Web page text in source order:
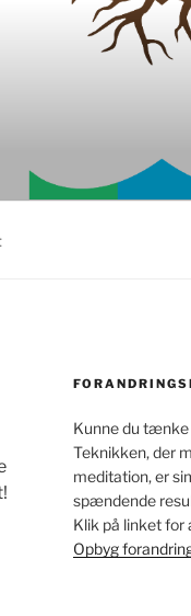
Kunne du
Teknikken, der
meditation, er
spændende
Klik på linket
Opbyg